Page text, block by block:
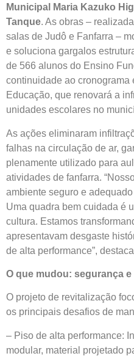
Municipal Maria Kazuko
Tanque. As obras –
salas de Judô e Fanfarra –
e soluciona gargalos
de 566 alunos do Ensino
continuidade ao cronograma
Educação, que renovará a
unidades escolares no
As ações eliminaram
falhas na circulação de ar,
plenamente utilizado para
atividades de fanfarra.
ambiente seguro e
Uma quadra bem cuidada é
cultura. Estamos
apresentavam desgaste
de alta performance”,
O que mudou: segurança
O projeto de revitalização
os principais desafios de
– Piso de alta performance:
modular, material projetado